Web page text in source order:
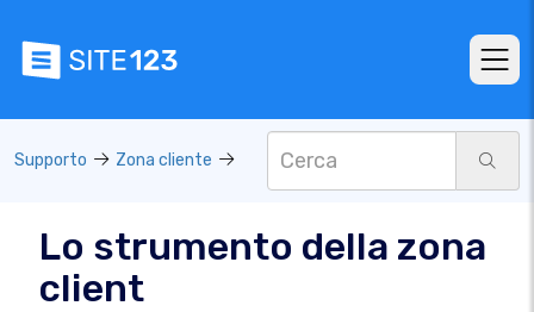
Supporto Zona cliente
Lo strumento della zona
client